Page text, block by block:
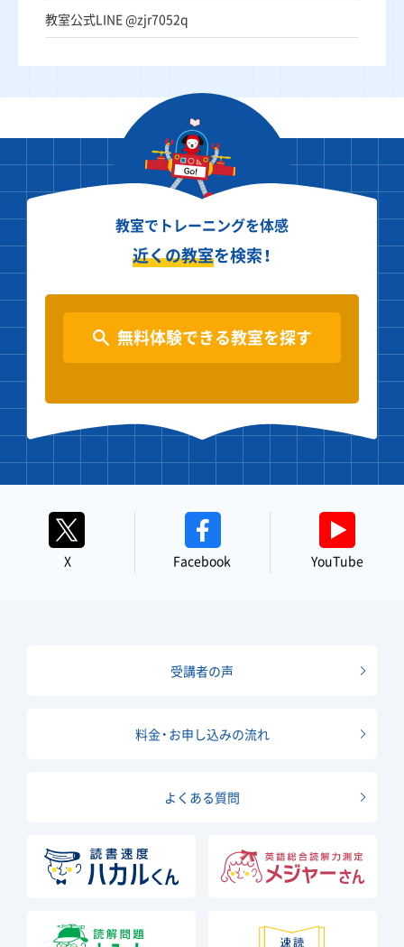
教室公式LINE @zjr7052q
教室でトレーニングを体感
近くの教室を検索！
無料体験できる教室を探す
X Facebook YouTube
受講者の声
料金・お申し込みの流れ
よくある質問